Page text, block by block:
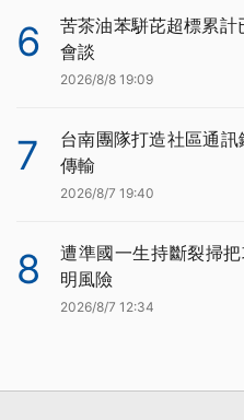
6
苦茶油苯駢芘超標累
會談
2026/8/8 19:09
7
台南團隊打造社區通
傳輸
2026/8/7 19:40
8
遭準國一生持斷裂掃
明風險
2026/8/7 12:34